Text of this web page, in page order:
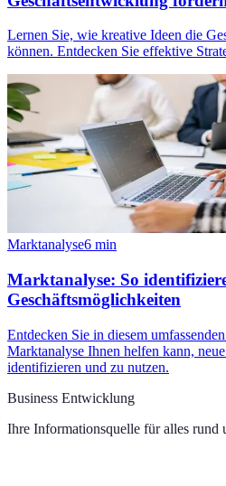
Lernen Sie, wie kreative Ideen die
können. Entdecken Sie effektive
Marktanalyse6 min
Marktanalyse: So
Geschäftsmöglichkeiten
Entdecken Sie in diesem
Marktanalyse Ihnen helfen kann,
identifizieren und zu nutzen.
Business Entwicklung
Ihre Informationsquelle für alles rund